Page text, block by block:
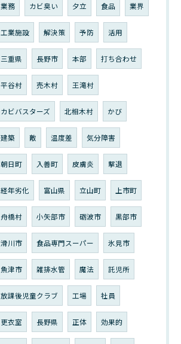
業務 カビ臭い 夕立 食品 業界
工業施設 解決策 予防 活用
三重県 長野市 本部 打ち合わせ
平谷村 売木村 王滝村
カビバスターズ 北相木村 かび
建築 敵 温度差 気分障害
朝日町 入善町 皮膚炎 撃退
経年劣化 富山県 立山町 上市町
舟橋村 小矢部市 砺波市 黒部市
滑川市 食品専門スーパー 氷見市
魚津市 雑排水管 魔法 託児所
放課後児童クラブ 工場 社員
更衣室 長野県 正体 効果的